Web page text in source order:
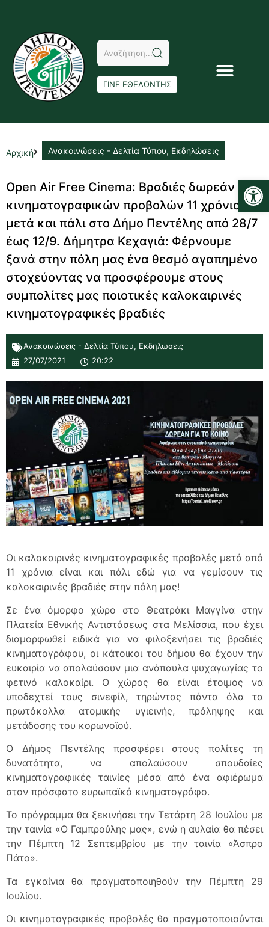
ΓΙΝΕ ΕΘΕΛΟΝΤΗΣ
Αρχική Ανακοινώσεις - Δελτία Τύπου, Εκδηλώσεις
Open Air Free Cinema: Βραδιές δωρεάν
κινηματογραφικών προβολών 11 χρόνια
μετά και πάλι στο Δήμο Πεντέλης από 28/7
έως 12/9. Δήμητρα Κεχαγιά: Φέρνουμε
ξανά στην πόλη μας ένα θεσμό αγαπημένο
στοχεύοντας να προσφέρουμε στους
συμπολίτες μας ποιοτικές καλοκαιρινές
κινηματογραφικές βραδιές
Ανακοινώσεις - Δελτία Τύπου, Εκδηλώσεις
27/07/2021
20:22
Οι καλοκαιρινές κινηματογραφικές προβολές μετά από
11 χρόνια είναι και πάλι εδώ για να γεμίσουν τις
καλοκαιρινές βραδιές στην πόλη μας!
Σε ένα όμορφο χώρο στο Θεατράκι Μαγγίνα στην
Πλατεία Εθνικής Αντιστάσεως στα Μελίσσια, που έχει
διαμορφωθεί ειδικά για να φιλοξενήσει τις βραδιές
κινηματογράφου, οι κάτοικοι του δήμου θα έχουν την
ευκαιρία να απολαύσουν μια ανάπαυλα ψυχαγωγίας το
φετινό καλοκαίρι. Ο χώρος θα είναι έτοιμος να
υποδεχτεί τους σινεφίλ, τηρώντας πάντα όλα τα
πρωτόκολλα ατομικής υγιεινής, πρόληψης και
μετάδοσης του κορωνοϊού.
Ο Δήμος Πεντέλης προσφέρει στους πολίτες τη
δυνατότητα, να απολαύσουν σπουδαίες
κινηματογραφικές ταινίες μέσα από ένα αφιέρωμα
στον πρόσφατο ευρωπαϊκό κινηματογράφο.
Το πρόγραμμα θα ξεκινήσει την Τετάρτη 28 Ιουλίου με
την ταινία «Ο Γαμπρούλης μας», ενώ η αυλαία θα πέσει
την Πέμπτη 12 Σεπτεμβρίου με την ταινία «Άσπρο
Πάτο».
Τα εγκαίνια θα πραγματοποιηθούν την Πέμπτη 29
Ιουλίου.
Οι κινηματογραφικές προβολές θα πραγματοποιούνται